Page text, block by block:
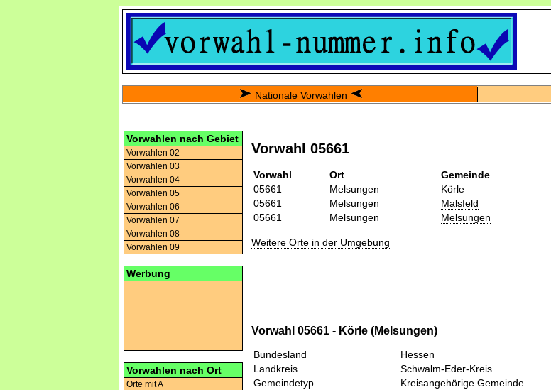
Nationale Vorwahlen
Vorwahlen nach Gebiet
Vorwahlen 02
Vorwahlen 03
Vorwahlen 04
Vorwahlen 05
Vorwahlen 06
Vorwahlen 07
Vorwahlen 08
Vorwahlen 09
Werbung
Vorwahlen nach Ort
Orte mit A
Vorwahl 05661
Vorwahl Ort
Gemeinde
05661
Melsungen Körle
05661
Melsungen Malsfeld
05661
Melsungen Melsungen
Weitere Orte in der Umgebung
Vorwahl 05661 - Körle (Melsungen)
Bundesland
Hessen
Landkreis
Schwalm-Eder-Kreis
Gemeindetyp
Kreisangehörige Gemeinde